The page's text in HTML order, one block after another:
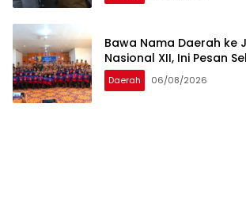
Bawa Nama Daerah ke
Nasional XII, Ini Pesan
Daerah 06/08/2026